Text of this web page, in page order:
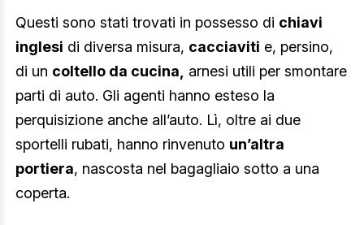
Questi sono stati trovati in possesso di chiavi
inglesi di diversa misura, cacciaviti e, persino,
di un coltello da cucina,
arnesi utili per smontare
parti di auto. Gli agenti hanno esteso la
perquisizione anche all’auto. Lì, oltre ai due
sportelli rubati, hanno rinvenuto un’altra
portiera, nascosta nel bagagliaio sotto a una
coperta.